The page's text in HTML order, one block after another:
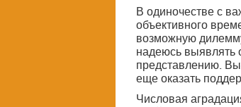
В одиночестве с
объективного
возможную
надеюсь выявлять
представлению.
еще оказать
Числовая